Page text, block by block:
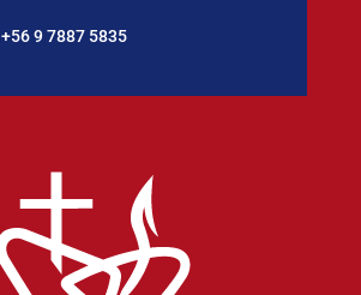
‪+56 9 7887 5835